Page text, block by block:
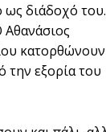
ως διάδοχό του.
Αθανάσιος
κατορθώνουν
την εξορία του